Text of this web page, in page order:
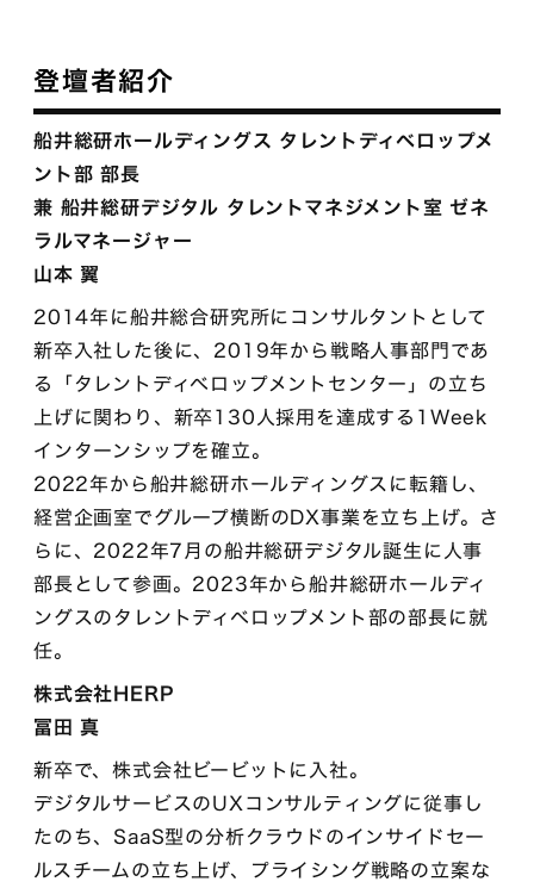
登壇者紹介
船井総研ホールディングス タレントディベロップメ
ント部 部長
兼 船井総研デジタル タレントマネジメント室 ゼネ
ラルマネージャー
山本 翼
2014年に船井総合研究所にコンサルタントとして
新卒入社した後に、2019年から戦略人事部門であ
る「タレントディベロップメントセンター」の立ち
上げに関わり、新卒130人採用を達成する1Week
インターンシップを確立。
2022年から船井総研ホールディングスに転籍し、
経営企画室でグループ横断のDX事業を立ち上げ。さ
らに、2022年7月の船井総研デジタル誕生に人事
部長として参画。2023年から船井総研ホールディ
ングスのタレントディベロップメント部の部長に就
任。
株式会社HERP
冨田 真
新卒で、株式会社ビービットに入社。
デジタルサービスのUXコンサルティングに従事し
たのち、SaaS型の分析クラウドのインサイドセー
ルスチームの立ち上げ、プライシング戦略の立案な